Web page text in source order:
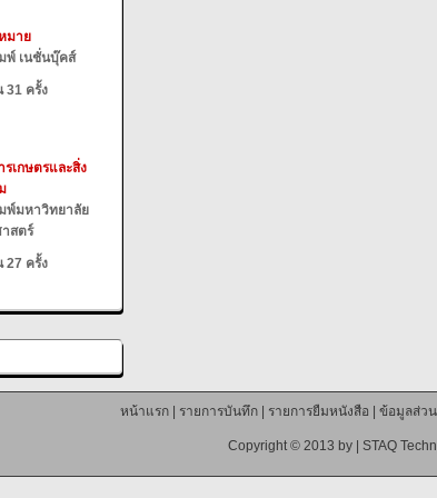
มาย
พ์ เนชั่นบุ๊คส์
31 ครั้ง
เกษตรและสิ่ง
พ์มหาวิทยาลัย
าสตร์
27 ครั้ง
หน้าแรก| รายการบันทึก| รายการยืมหนังสือ ข้อมูลส่ว
Copyright © 2013 by | STAQ